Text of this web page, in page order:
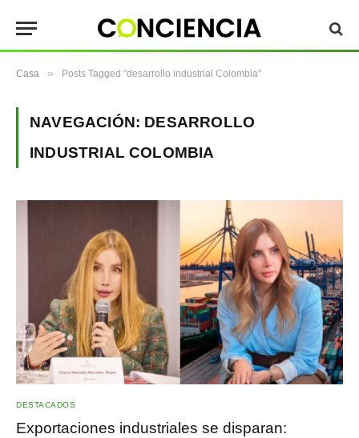
Casa » Posts Tagged "desarrollo industrial Colombia"
NAVEGACIÓN: DESARROLLO
INDUSTRIAL COLOMBIA
DESTACADOS
Exportaciones industriales se disparan: